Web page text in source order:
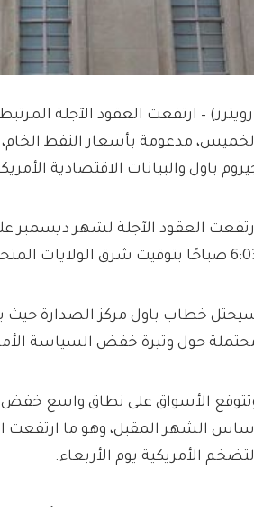
– ارتفعت العقود الآجلة
مدعومة بأسعار النفط
باول والبيانات الاقتصادية
شرق الولايات المتحدة (11:03 بتوقيت جرينتش).
خطاب باول مركز الصدارة حيث
حول وتيرة خفض السياسة
الشهر المقبل، وهو ما ارتفعت
الأمريكية يوم الأربعاء.